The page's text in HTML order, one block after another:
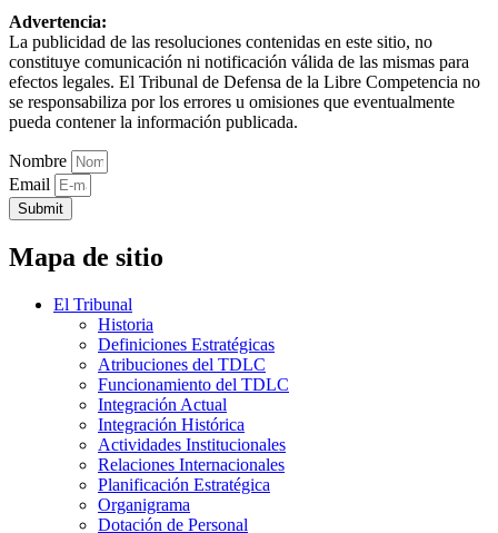
Advertencia:
La publicidad de las resoluciones contenidas en este sitio, no
constituye comunicación ni notificación válida de las mismas para
efectos legales. El Tribunal de Defensa de la Libre Competencia no
se responsabiliza por los errores u omisiones que eventualmente
pueda contener la información publicada.
Nombre
Email
Submit
Mapa de sitio
El Tribunal
Historia
Definiciones Estratégicas
Atribuciones del TDLC
Funcionamiento del TDLC
Integración Actual
Integración Histórica
Actividades Institucionales
Relaciones Internacionales
Planificación Estratégica
Organigrama
Dotación de Personal